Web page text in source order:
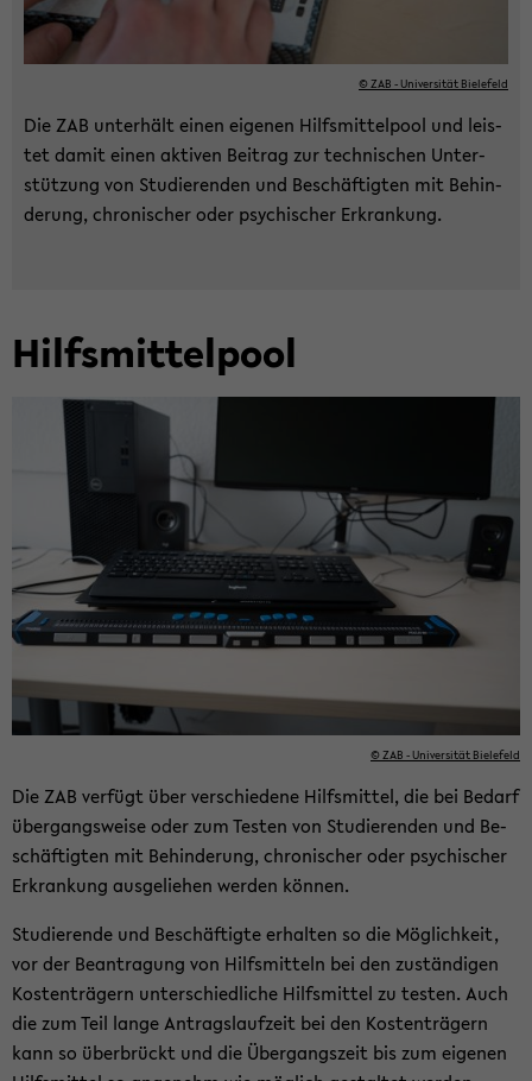
© ZAB - Uni­ver­si­tät Bie­le­feld
Die ZAB un­ter­hält einen ei­ge­nen Hilfs­mit­tel­pool und leis­
tet damit einen ak­ti­ven Bei­trag zur tech­ni­schen Un­ter­
stüt­zung von Stu­die­ren­den und Be­schäf­tig­ten mit Be­hin­
de­rung, chro­ni­scher oder psy­chi­scher Er­kran­kung.
Hilfs­mit­tel­pool
© ZAB - Uni­ver­si­tät Bie­le­feld
Die ZAB ver­fügt über ver­schie­de­ne Hilfs­mit­tel, die bei Be­darf
über­gangs­wei­se oder zum Tes­ten von Stu­die­ren­den und Be­
schäf­tig­ten mit Be­hin­de­rung, chro­ni­scher oder psy­chi­scher
Er­kran­kung aus­ge­lie­hen wer­den kön­nen.
Stu­die­ren­de und Be­schäf­tig­te er­hal­ten so die Mög­lich­keit,
vor der Be­an­tra­gung von Hilfs­mit­teln bei den zu­stän­di­gen
Kos­ten­trä­gern un­ter­schied­li­che Hilfs­mit­tel zu tes­ten. Auch
die zum Teil lange An­trags­lauf­zeit bei den Kos­ten­trä­gern
kann so über­brückt und die Über­gangs­zeit bis zum ei­ge­nen